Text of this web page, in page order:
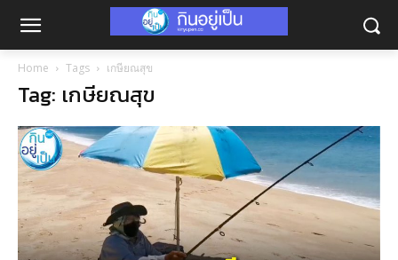
Home Tags เกษียณสุข
Tag: เกษียณสุข